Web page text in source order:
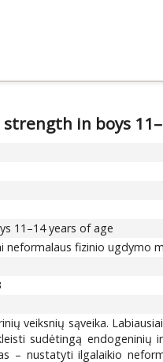
in boys
11–14 years of age
neformalaus fizinio ugdymo
veiksnių sąveika.
sudėtingą endogeninių
– nustatyti ilgalaikio